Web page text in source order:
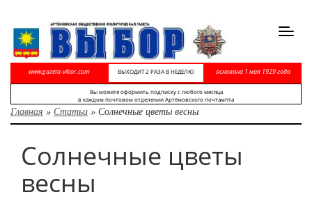
www.gazeta-vibor.com ВЫХОДИТ 2 РАЗА В НЕДЕЛЮ основана 1 мая 1929 года
Вы можете оформить подписку с любого месяца
в каждом почтовом отделении Артёмовского почтампта
Главная » Статьи » Солнечные цветы весны
Солнечные цветы
весны